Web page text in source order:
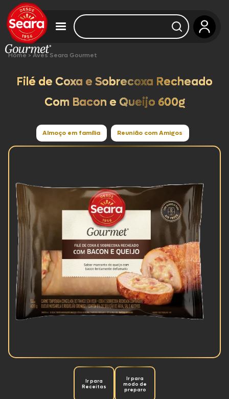
Home>Aves Seara Gourmet
Filé de Coxa e Sobrecoxa Recheado
Com Bacon e Queijo 600g
Almoço em família Reunião com Amigos
Ir para
Receitas
Ir para
modo de
preparo